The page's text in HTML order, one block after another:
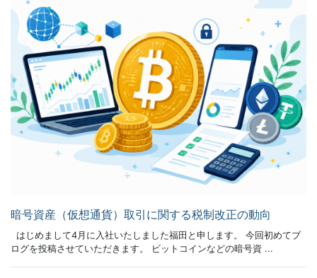
暗号資産（仮想通貨）取引に関する税制改正の動向
はじめまして4月に入社いたしました福田と申します。 今回初めてブ
ログを投稿させていただきます。 ビットコインなどの暗号資 ...